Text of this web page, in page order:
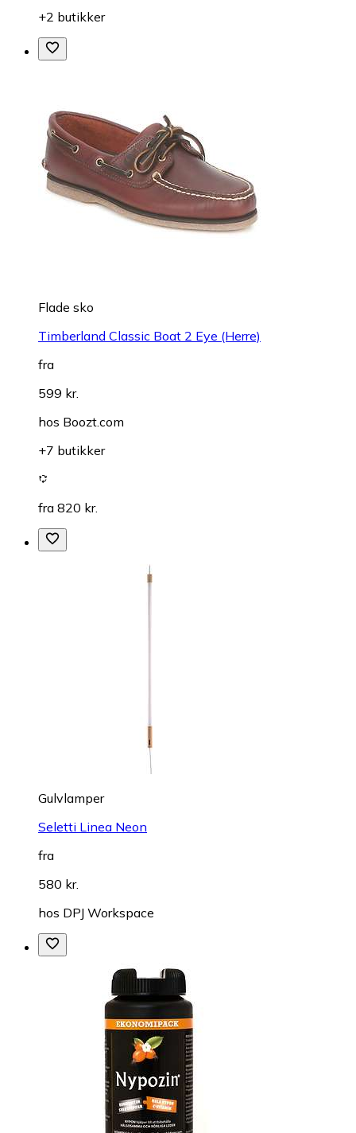
+2 butikker
Flade sko
Timberland Classic Boat 2 Eye (Herre)
fra
599 kr.
hos Boozt.com
+7 butikker
fra 820 kr.
Gulvlamper
Seletti Linea Neon
fra
580 kr.
hos DPJ Workspace